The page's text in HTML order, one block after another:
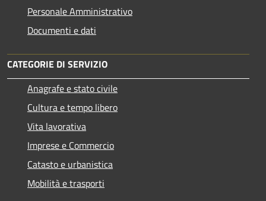
Personale Amministrativo
Documenti e dati
CATEGORIE DI SERVIZIO
Anagrafe e stato civile
Cultura e tempo libero
Vita lavorativa
Imprese e Commercio
Catasto e urbanistica
Mobilità e trasporti